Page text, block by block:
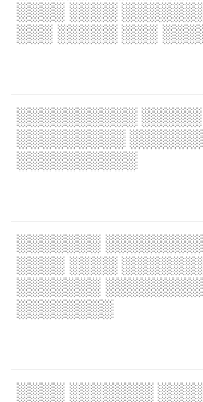
░░░░ ░░░░
░░░ ░░░░░ ░░░
░░░░░░░░░░
░░░░░░░░░
░░░░░░░░░░
░░░░░░░
░░░░ ░░░░
░░░░░░░
░░░░░░░░
░░░░ ░░░░░░░